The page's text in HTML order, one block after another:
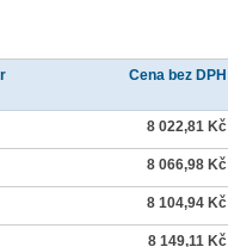
Cena bez DPH
8 022,81 Kč
8 066,98 Kč
8 104,94 Kč
8 149,11 Kč